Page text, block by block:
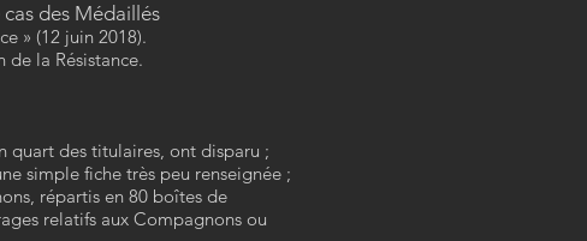
des Médaillés
» (12 juin 2018).
la Résistance.
quart des titulaires, ont disparu ;
simple fiche très peu renseignée ;
répartis en 80 boîtes de
relatifs aux Compagnons ou